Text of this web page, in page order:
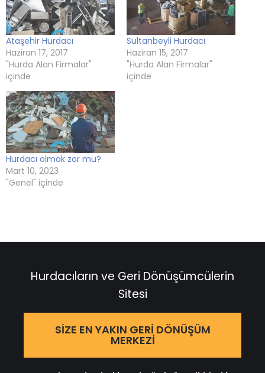
Ataşehir Hurdacı
Haziran 17, 2017
"Hurda Alan Firmalar"
içinde
Sultanbeyli Hurdacı
Haziran 15, 2017
"Hurda Alan Firmalar"
içinde
Hurdacı olmak zor mu?
Mart 10, 2023
"Genel" içinde
Hurdacıların ve Geri Dönüşümcülerin
Sitesi
SIZE EN YAKIN GERI DÖNÜŞÜM
MERKEZI